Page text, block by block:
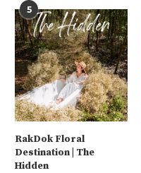
5
RakDok Floral
Destination | The
Hidden